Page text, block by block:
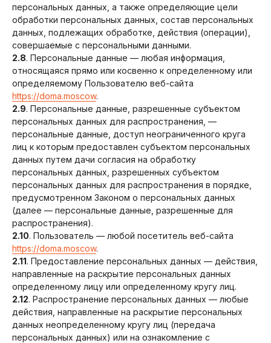
персональных данных, а также определяющие цели
обработки персональных данных, состав персональных
данных, подлежащих обработке, действия (операции),
совершаемые с персональными данными.
2.8. Персональные данные — любая информация,
относящаяся прямо или косвенно к определенному или
определяемому Пользователю веб-сайта
https://doma.moscow.
2.9. Персональные данные, разрешенные субъектом
персональных данных для распространения, —
персональные данные, доступ неограниченного круга
лиц к которым предоставлен субъектом персональных
данных путем дачи согласия на обработку
персональных данных, разрешенных субъектом
персональных данных для распространения в порядке,
предусмотренном Законом о персональных данных
(далее — персональные данные, разрешенные для
распространения).
2.10. Пользователь — любой посетитель веб-сайта
https://doma.moscow.
2.11. Предоставление персональных данных — действия,
направленные на раскрытие персональных данных
определенному лицу или определенному кругу лиц.
2.12. Распространение персональных данных — любые
действия, направленные на раскрытие персональных
данных неопределенному кругу лиц (передача
персональных данных) или на ознакомление с